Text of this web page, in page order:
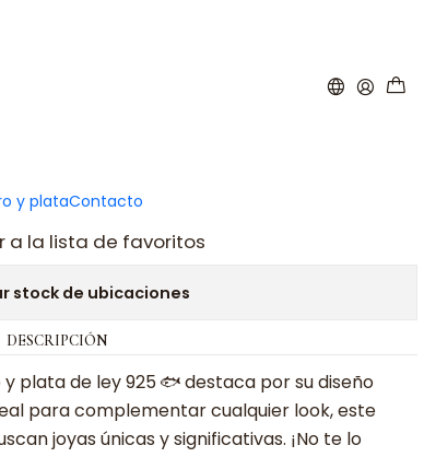
y plataContacto
a la lista de favoritos
stock de ubicaciones
DESCRIPCIÓN
plata de ley 925🐟destaca por su diseño
para complementar cualquier look, este
joyas únicas y significativas. ¡No te lo